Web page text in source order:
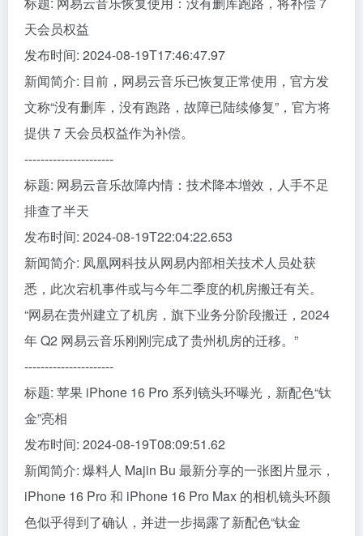
天会员权益
发布时间: 2024-08-19T17:46:47.97
新闻简介: 目前，网易云音乐已恢复正常使用，官方发
文称“没有删库，没有跑路，故障已陆续修复”，官方将
提供 7 天会员权益作为补偿。
----------------------
标题: 网易云音乐故障内情：技术降本增效，人手不足
排查了半天
发布时间: 2024-08-19T22:04:22.653
新闻简介: 凤凰网科技从网易内部相关技术人员处获
悉，此次宕机事件或与今年二季度的机房搬迁有关。
“网易在贵州建立了机房，旗下业务分阶段搬迁，2024
年 Q2 网易云音乐刚刚完成了贵州机房的迁移。”
----------------------
标题: 苹果 iPhone 16 Pro 系列镜头环曝光，新配色“钛
金”亮相
发布时间: 2024-08-19T08:09:51.62
新闻简介: 爆料人 Majin Bu 最新分享的一张图片显示，
iPhone 16 Pro 和 iPhone 16 Pro Max 的相机镜头环颜
色似乎得到了确认，并进一步揭露了新配色“钛金